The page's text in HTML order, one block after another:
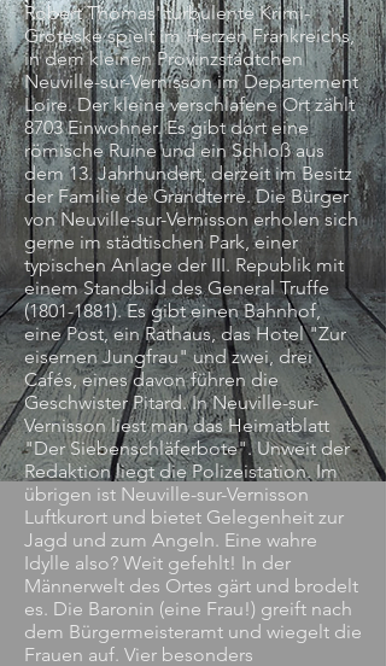
Robert Thomas' turbulente Krimi-
Groteske spielt im Herzen Frankreichs,
in dem kleinen Provinzstädtchen
Neuville-sur-Vernisson im Departement
Loire. Der kleine verschlafene Ort zählt
8703 Einwohner. Es gibt dort eine
römische Ruine und ein Schloß aus
dem 13. Jahrhundert, derzeit im Besitz
der Familie de Grandterre. Die Bürger
von Neuville-sur-Vernisson erholen sich
gerne im städtischen Park, einer
typischen Anlage der III. Republik mit
einem Standbild des General Truffe
(1801-1881). Es gibt einen Bahnhof,
eine Post, ein Rathaus, das Hotel "Zur
eisernen Jungfrau" und zwei, drei
Cafés, eines davon führen die
Geschwister Pitard. In Neuville-sur-
Vernisson liest man das Heimatblatt
"Der Siebenschläferbote". Unweit der
Redaktion liegt die Polizeistation. Im
übrigen ist Neuville-sur-Vernisson
Luftkurort und bietet Gelegenheit zur
Jagd und zum Angeln. Eine wahre
Idylle also? Weit gefehlt! In der
Männerwelt des Ortes gärt und brodelt
es. Die Baronin (eine Frau!) greift nach
dem Bürgermeisteramt und wiegelt die
Frauen auf. Vier besonders